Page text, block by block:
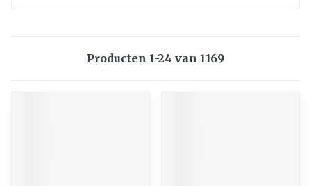
Producten 1-24 van 1169